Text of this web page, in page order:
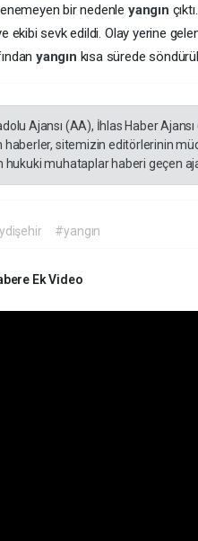
bir nedenle yangın
ekibi sevk edildi. Olay yerine
yangın kısa sürede
Ajansı (AA), İhlas Haber
haberler, sitemizin editörlerinin
hukuki muhataplar haberi geçen
#yangın
Ek Video